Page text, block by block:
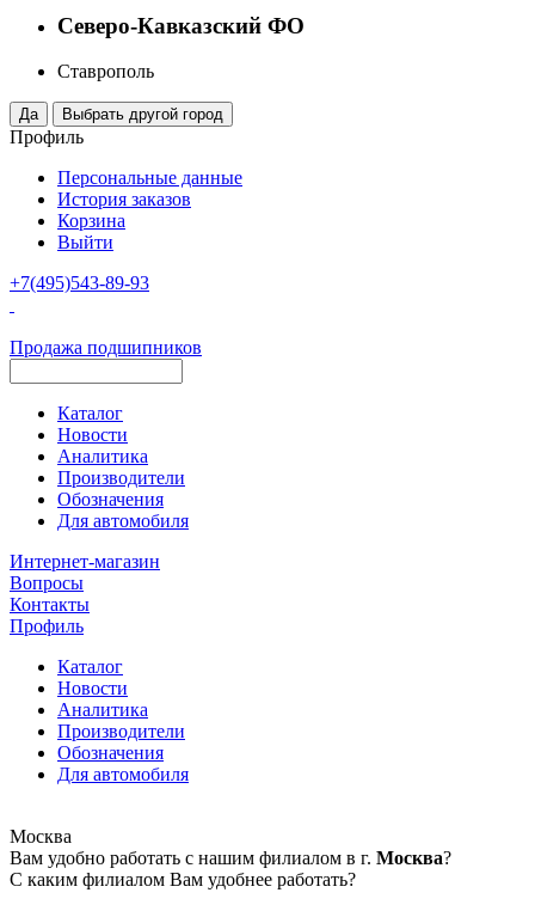
Северо-Кавказский ФО
Ставрополь
Профиль
Персональные данные
История заказов
Корзина
Выйти
+7(495)543-89-93
Продажа подшипников
Каталог
Новости
Аналитика
Производители
Обозначения
Для автомобиля
Интернет-магазин
Вопросы
Контакты
Профиль
Каталог
Новости
Аналитика
Производители
Обозначения
Для автомобиля
Москва
Вам удобно работать с нашим филиалом в г. Москва?
С каким филиалом Вам удобнее работать?